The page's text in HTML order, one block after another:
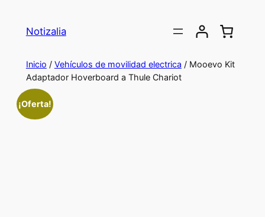
Notizalia
Inicio / Vehículos de movilidad electrica / Mooevo Kit
Adaptador Hoverboard a Thule Chariot
¡Oferta!